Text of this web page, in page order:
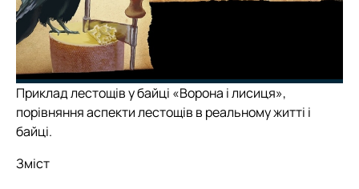
Приклад лестощів у байці «Ворона і лисиця»,
порівняння аспекти лестощів в реальному житті і
байці.
Зміст